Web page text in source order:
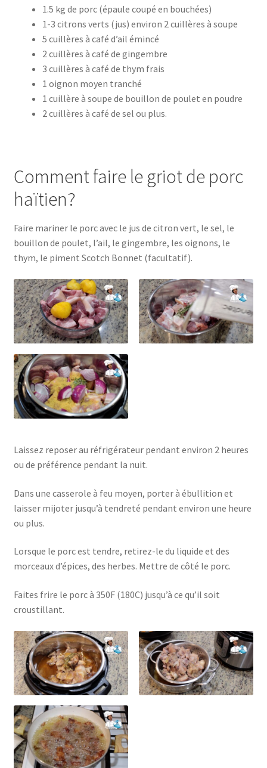
1.5 kg de porc (épaule coupé en bouchées)
1-3 citrons verts (jus) environ 2 cuillères à soupe
5 cuillères à café d’ail émincé
2 cuillères à café de gingembre
3 cuillères à café de thym frais
1 oignon moyen tranché
1 cuillère à soupe de bouillon de poulet en poudre
2 cuillères à café de sel ou plus.
Comment faire le griot de porc
haïtien?
Faire mariner le porc avec le jus de citron vert, le sel, le
bouillon de poulet, l’ail, le gingembre, les oignons, le
thym, le piment Scotch Bonnet (facultatif).
Laissez reposer au réfrigérateur pendant environ 2 heures
ou de préférence pendant la nuit.
Dans une casserole à feu moyen, porter à ébullition et
laisser mijoter jusqu’à tendreté pendant environ une heure
ou plus.
Lorsque le porc est tendre, retirez-le du liquide et des
morceaux d’épices, des herbes. Mettre de côté le porc.
Faites frire le porc à 350F (180C) jusqu’à ce qu’il soit
croustillant.